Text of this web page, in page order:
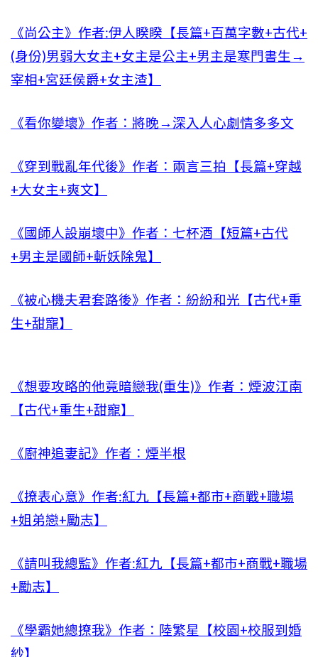
《尚公主》作者:伊人睽睽【長篇+百萬字數+古代+
(身份)男弱大女主+女主是公主+男主是寒門書生→
宰相+宮廷侯爵+女主渣】
《看你變壞》作者：將晚→深入人心劇情多多文
《穿到戰亂年代後》作者：兩言三拍【長篇+穿越
+大女主+爽文】
《國師人設崩壞中》作者：七杯酒【短篇+古代
+男主是國師+斬妖除鬼】
《被心機夫君套路後》作者：紛紛和光【古代+重
生+甜寵】
《想要攻略的他竟暗戀我(重生)》作者：煙波江南
【古代+重生+甜寵】
《廚神追妻記》作者：煙半根
《撩表心意》作者:紅九【長篇+都市+商戰+職場
+姐弟戀+勵志】
《請叫我總監》作者:紅九【長篇+都市+商戰+職場
+勵志】
《學霸她總撩我》作者：陸繁星【校園+校服到婚
紗】